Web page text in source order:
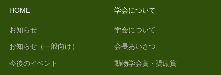
HOME
お知らせ
お知らせ（一般向け）
今後のイベント
学会について
学会について
会長あいさつ
動物学会賞・奨励賞